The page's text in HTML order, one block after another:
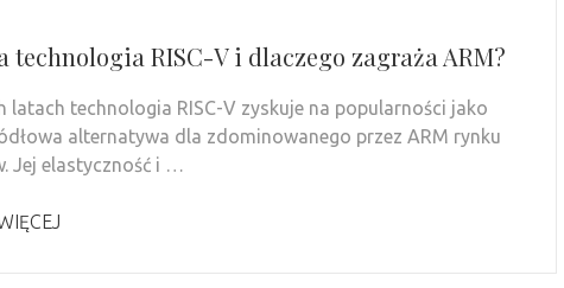
technologia RISC-V i dlaczego zagraża ARM?
latach technologia RISC-V zyskuje na popularności jako
alternatywa dla zdominowanego przez ARM rynku
Jej elastyczność i …